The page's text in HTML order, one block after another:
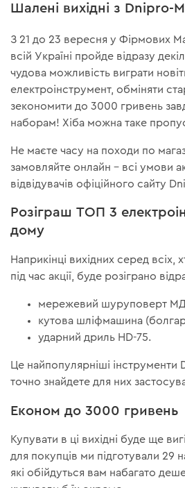
Шалені вихідні з Dnipro-M
З 21 до 23 вересня у Фірмових
всій Україні пройде відразу
чудова можливість виграти
електроінструмент, обміняти
зекономити до 3000 гривень
наборам! Хіба можна таке
Не маєте часу на походи по
замовляйте онлайн – всі умови
відвідувачів офіційного сайту
Розіграш ТОП 3
дому
Наприкінці вихідних серед всіх,
під час акції, буде розіграно
мережевий шуруповерт
кутова шліфмашина
ударний дриль HD-75.
Це найпопулярніші інструменти
точно знайдете для них
Економ до 3000 гривень
Купувати в ці вихідні буде ще
для покупців ми підготували 29
які обійдуться вам набагато